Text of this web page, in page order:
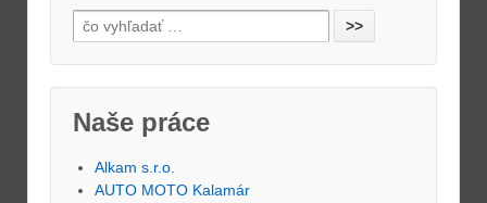
Naše práce
Alkam s.r.o.
AUTO MOTO Kalamár